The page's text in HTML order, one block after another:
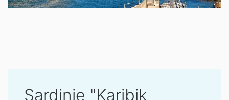
Sardinie "Karibik